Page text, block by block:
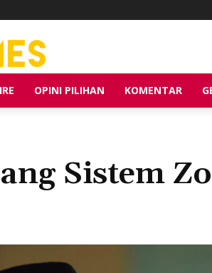
OPINI PILIHAN KOMENTAR
Sistem